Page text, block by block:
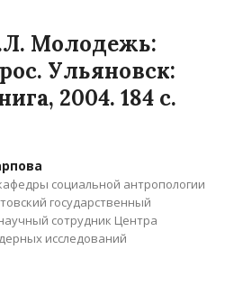
Молодежь:
Ульяновск:
2004. 184 с.
социальной антропологии
государственный
сотрудник Центра
исследований